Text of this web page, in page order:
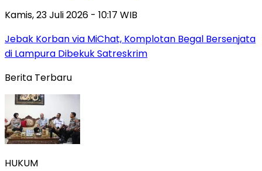
Kamis, 23 Juli 2026 - 10:17 WIB
Jebak Korban via MiChat, Komplotan Begal Bersenjata
di Lampura Dibekuk Satreskrim
Berita Terbaru
HUKUM